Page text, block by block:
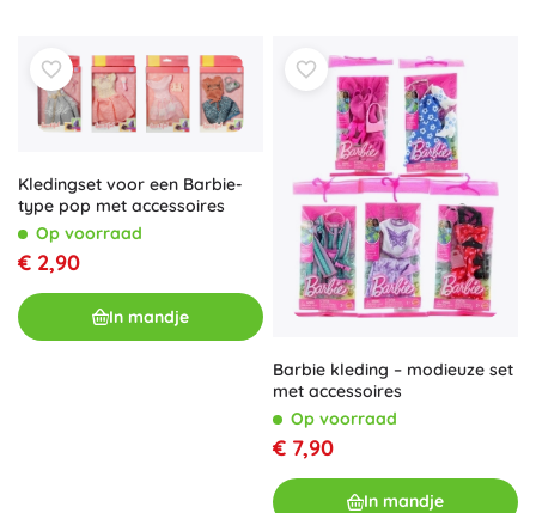
Kledingset voor een Barbie-
type pop met accessoires
Op voorraad
€ 2,90
In mandje
Barbie kleding – modieuze set
met accessoires
Op voorraad
€ 7,90
In mandje